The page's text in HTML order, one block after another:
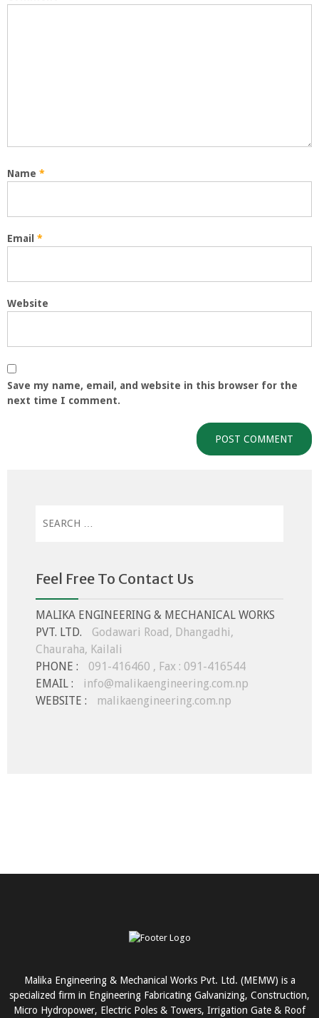
Name *
Email *
Website
Save my name, email, and website in this browser for the
next time I comment.
for:
Feel Free To Contact Us
MALIKA ENGINEERING & MECHANICAL WORKS
PVT. LTD.
Godawari Road, Dhangadhi,
Chauraha, Kailali
PHONE :
091-416460 , Fax : 091-416544
EMAIL :
info@malikaengineering.com.np
WEBSITE :
malikaengineering.com.np
Malika Engineering & Mechanical Works Pvt. Ltd. (MEMW) is a
specialized firm in Engineering Fabricating Galvanizing, Construction,
Micro Hydropower, Electric Poles & Towers, Irrigation Gate & Roof